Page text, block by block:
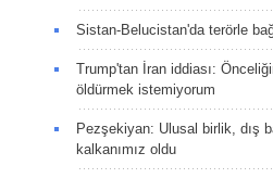
Sistan-Belucistan'da terörle
Trump'tan İran iddiası:
öldürmek istemiyorum
Pezşekiyan: Ulusal birlik, dış
kalkanımız oldu